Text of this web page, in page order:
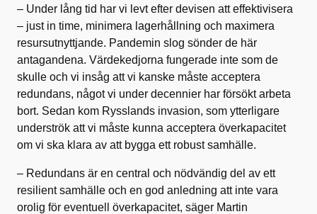
– Under lång tid har vi levt efter devisen att effektivisera
– just in time, minimera lagerhållning och maximera
resursutnyttjande. Pandemin slog sönder de här
antagandena. Värdekedjorna fungerade inte som de
skulle och vi insåg att vi kanske måste acceptera
redundans, något vi under decennier har försökt arbeta
bort. Sedan kom Rysslands invasion, som ytterligare
underströk att vi måste kunna acceptera överkapacitet
om vi ska klara av att bygga ett robust samhälle.
– Redundans är en central och nödvändig del av ett
resilient samhälle och en god anledning att inte vara
orolig för eventuell överkapacitet, säger Martin